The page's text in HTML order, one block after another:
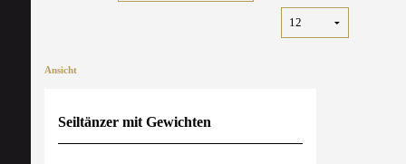
Ansicht
Seiltänzer mit Gewichten